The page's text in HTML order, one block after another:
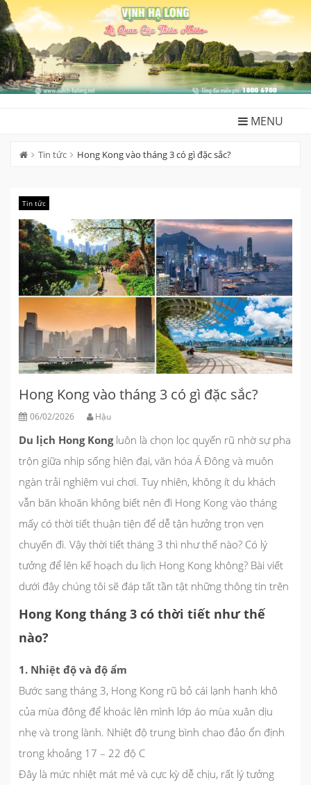
Skip
to
content
MENU
Tin tức Hong Kong vào tháng 3 có gì đặc sắc?
Tin tức
Hong Kong vào tháng 3 có gì đặc sắc?
06/02/2026 Hậu
Du lịch Hong Kong luôn là chọn lọc quyến rũ nhờ sự pha
trộn giữa nhịp sống hiện đại, văn hóa Á Đông và muôn
ngàn trải nghiệm vui chơi. Tuy nhiên, không ít du khách
vẫn băn khoăn không biết nên đi Hong Kong vào tháng
mấy có thời tiết thuận tiện để dễ tận hưởng trọn vẹn
chuyến đi. Vậy thời tiết tháng 3 thì như thế nào? Có lý
tưởng để lên kế hoạch du lịch Hong Kong không? Bài viết
dưới đây chúng tôi sẽ đáp tất tần tật những thông tin trên
Hong Kong tháng 3 có thời tiết như thế
nào?
1. Nhiệt độ và độ ẩm
Bước sang tháng 3, Hong Kong rũ bỏ cái lạnh hanh khô
của mùa đông để khoác lên mình lớp áo mùa xuân dịu
nhẹ và trong lành. Nhiệt độ trung bình chao đảo ổn định
trong khoảng 17 – 22 độ C
Đây là mức nhiệt mát mẻ và cực kỳ dễ chịu, rất lý tưởng